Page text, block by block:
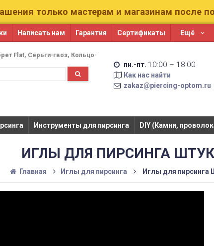
только мастерам и магазинам после
Написать нам Гарантия Сертификаты Ещё
Flat Серьги-гвоз Кольцо-
пн.-пт. 10:00 – 18:00
Как нас найти
zakaz@piercing-optom.ru
Инструменты для пирсинга DIY (Камни,
ИГЛЫ ДЛЯ ПИРСИНГА
Главная ​Иглы для пирсинга​​ Иглы для пирсинга